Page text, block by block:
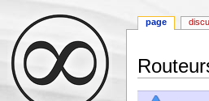
page